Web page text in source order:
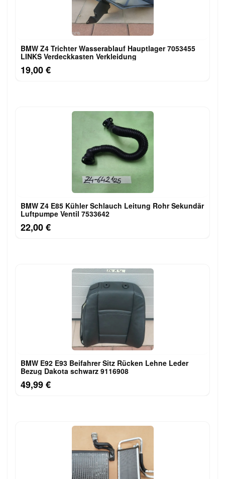
BMW Z4 Trichter Wasserablauf Hauptlager 7053455
LINKS Verdeckkasten Verkleidung
19,00 €
BMW Z4 E85 Kühler Schlauch Leitung Rohr Sekundär
Luftpumpe Ventil 7533642
22,00 €
BMW E92 E93 Beifahrer Sitz Rücken Lehne Leder
Bezug Dakota schwarz 9116908
49,99 €